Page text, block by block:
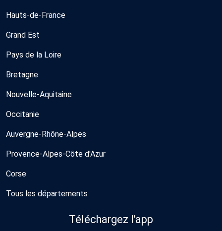
Hauts-de-France
Grand Est
Pays de la Loire
Bretagne
Nouvelle-Aquitaine
Occitanie
Auvergne-Rhône-Alpes
Provence-Alpes-Côte d'Azur
Corse
Tous les départements
Téléchargez l'app